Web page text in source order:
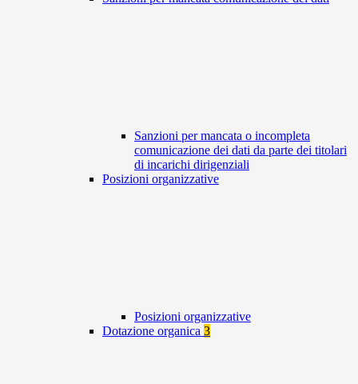
Sanzioni per mancata o incompleta
comunicazione dei dati da parte dei titolari
di incarichi dirigenziali
Posizioni organizzative
Posizioni organizzative
Dotazione organica 3